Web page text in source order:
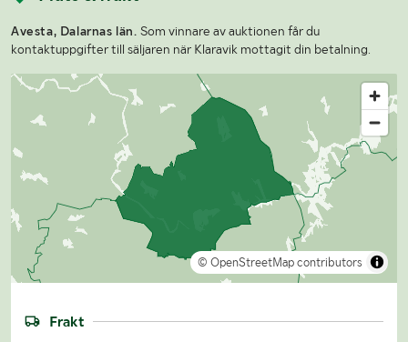
Avesta, Dalarnas län. Som vinnare av auktionen får du
kontaktuppgifter till säljaren när Klaravik mottagit din betalning.
© OpenStreetMap contributors
Frakt